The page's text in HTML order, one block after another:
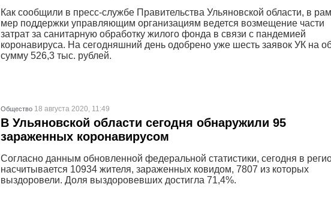
Как сообщили в пресс-службе Правительства Ульяновской области, в
мер поддержки управляющим организациям ведется возмещение части
затрат за санитарную обработку жилого фонда в связи с пандемией
коронавируса. На сегодняшний день одобрено уже шесть заявок УК на
сумму 526,3 тыс. рублей.
Общество 18 августа 2020, 11:49
В Ульяновской области сегодня обнаружили 95
зараженных коронавирусом
Согласно данным обновленной федеральной статистики, сегодня в
насчитывается 10934 жителя, зараженных ковидом, 7807 из которых
выздоровели. Доля выздоровевших достигла 71,4%.